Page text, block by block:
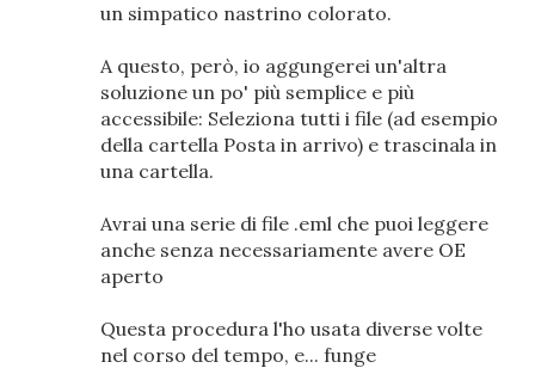
un simpatico nastrino colorato.
A questo, però, io aggungerei un'altra
soluzione un po' più semplice e più
accessibile: Seleziona tutti i file (ad esempio
della cartella Posta in arrivo) e trascinala in
una cartella.
Avrai una serie di file .eml che puoi leggere
anche senza necessariamente avere OE
aperto
Questa procedura l'ho usata diverse volte
nel corso del tempo, e... funge